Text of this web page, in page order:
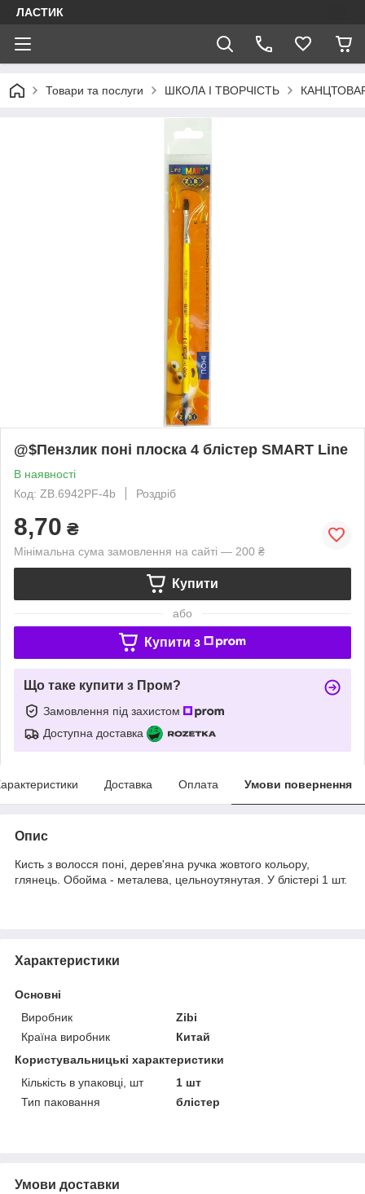
ЛАСТИК
Товари та послуги ШКОЛА І ТВОРЧІСТЬ
@$Пензлик поні плоска 4 блістер SMART Line
В наявності
Код: ZB.6942PF-4b
Роздріб
8,70 ₴
Мінімальна сума замовлення на сайті — 200 ₴
Купити
або
Купити з
Що таке купити з Пром?
Замовлення під захистом
Доступна доставка
Доставка Оплата Умови повернення
Опис
Кисть з волосся поні, дерев'яна ручка жовтого кольору,
глянець. Обойма - металева, цельноутянутая. У блістері 1 шт.
Характеристики
Основні
Виробник
Zibi
Країна виробник
Китай
Користувальницькі характеристики
Кількість в упаковці, шт
1 шт
Тип паковання
блістер
Умови доставки